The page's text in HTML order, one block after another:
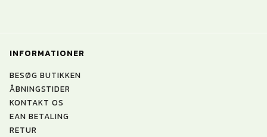
INFORMATIONER
BESØG BUTIKKEN
ÅBNINGSTIDER
KONTAKT OS
EAN BETALING
RETUR